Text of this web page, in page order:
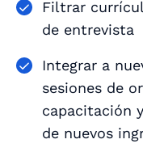
Filtrar
de entrevista
Integrar a
sesiones de
capacitación
de nuevos